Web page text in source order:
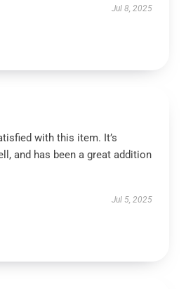
Jul 8, 2025
with this item. It’s
and has been a great addition
Jul 5, 2025